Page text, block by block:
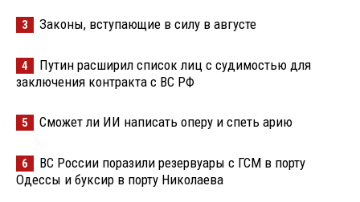
3 Законы, вступающие в силу в августе
4
Путин расширил список лиц с судимостью для
заключения контракта с ВС РФ
5 Сможет ли ИИ написать оперу и спеть арию
6
ВС России поразили резервуары с ГСМ в порту
Одессы и буксир в порту Николаева